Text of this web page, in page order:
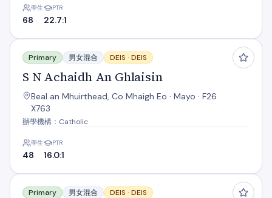
學生
68
PTR
22.7:1
S N Achaidh An Ghlaisin
Primary 男女混合 DEIS · DEIS
S N Achaidh An Ghlaisin
Beal an Mhuirthead, Co Mhaigh Eo · Mayo · F26
X763
辦學機構：Catholic
學生
48
PTR
16.0:1
S N An Tsraith
Primary 男女混合 DEIS · DEIS